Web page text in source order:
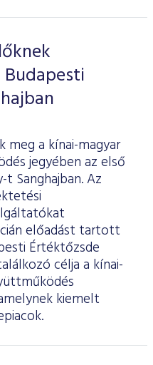
a kínai-magyar
jegyében az első
Sanghajban. Az
előadást tartott
Értéktőzsde
célja a kínai-
kiemelt